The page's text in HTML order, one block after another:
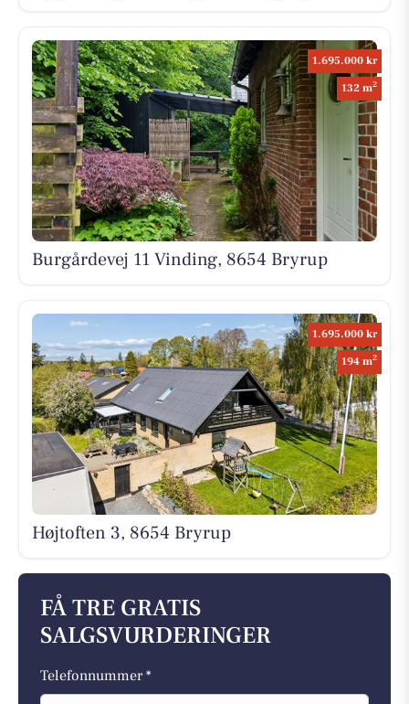
1.695.000 kr
132 m2
Burgårdevej 11 Vinding, 8654 Bryrup
1.695.000 kr
194 m2
Højtoften 3, 8654 Bryrup
FÅ TRE GRATIS
SALGSVURDERINGER
Telefonnummer *